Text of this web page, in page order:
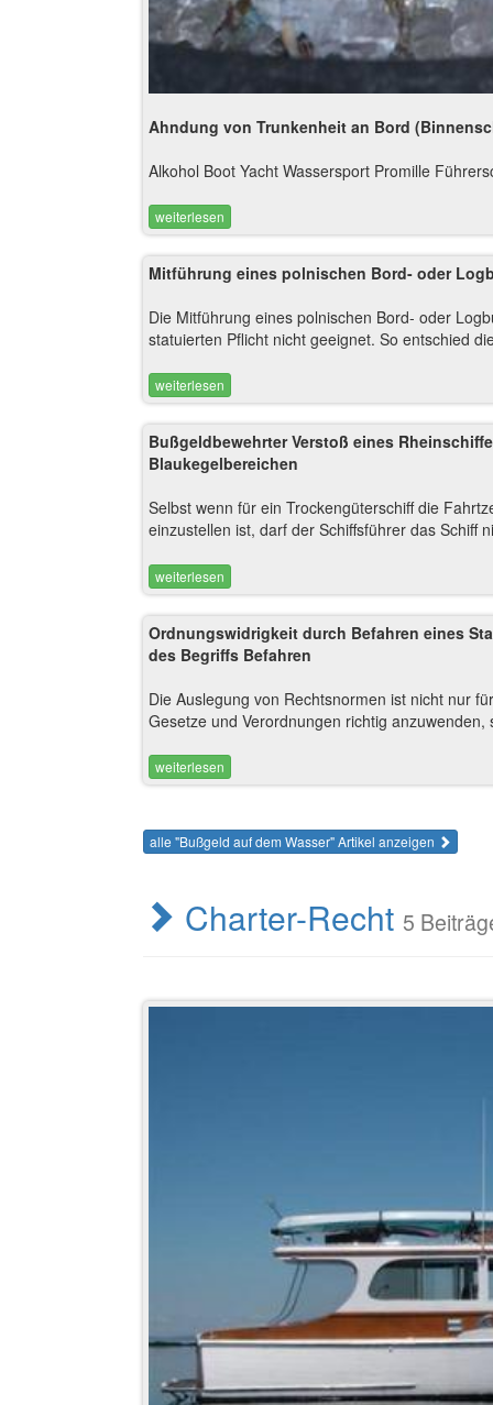
Ahndung von Trunkenheit an Bord
Alkohol Boot Yacht Wassersport Promille
weiterlesen
Mitführung eines polnischen Bord- oder
Die Mitführung eines polnischen Bord- oder
statuierten Pflicht nicht geeignet. So entschied
weiterlesen
Bußgeldbewehrter Verstoß eines
Blaukegelbereichen
Selbst wenn für ein Trockengüterschiff die
einzustellen ist, darf der Schiffsführer das Schiff
weiterlesen
Ordnungswidrigkeit durch Befahren eines
des Begriffs Befahren
Die Auslegung von Rechtsnormen ist nicht nur
Gesetze und Verordnungen richtig
weiterlesen
alle "Bußgeld auf dem Wasser" Artikel anzeigen
Charter-Recht 5